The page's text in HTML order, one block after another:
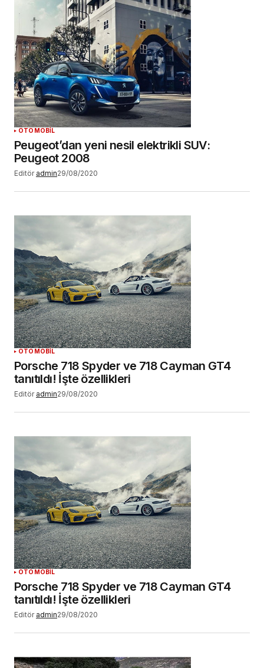
OTOMOBİL
Peugeot’dan yeni nesil elektrikli SUV:
Peugeot 2008
Editör admin29/08/2020
OTOMOBİL
Porsche 718 Spyder ve 718 Cayman GT4
tanıtıldı! İşte özellikleri
Editör admin29/08/2020
OTOMOBİL
Porsche 718 Spyder ve 718 Cayman GT4
tanıtıldı! İşte özellikleri
Editör admin29/08/2020